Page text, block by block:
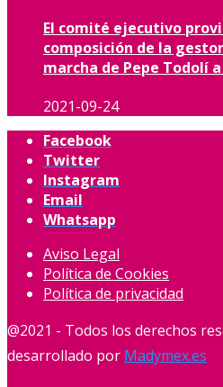
El comité ejecutivo
composición de la
marcha de Pepe Todolí
2021-09-24
Facebook
Twitter
Instagram
Email
Whatsapp
Aviso Legal
Política de Cookies
Política de privacidad
@2021 - Todos los derechos
desarrollado por Madymex.es